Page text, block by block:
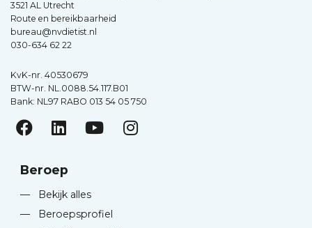
3521 AL Utrecht
Route en bereikbaarheid
bureau@nvdietist.nl
030-634 62 22
KvK-nr. 40530679
BTW-nr. NL.0088.54.117.B01
Bank: NL97 RABO 013 54 05 750
Beroep
—
Bekijk alles
—
Beroepsprofiel